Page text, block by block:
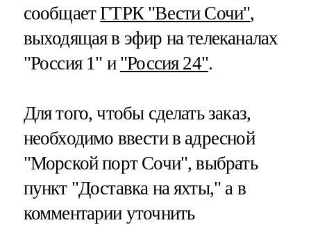
сообщаетГТРК "Вести Сочи",
выходящая в эфир на телеканалах
"Россия 1" и "Россия 24".
Для того, чтобы сделать заказ,
необходимо ввести в адресной
"Морской порт Сочи", выбрать
пункт "Доставка на яхты," а в
комментарии уточнить